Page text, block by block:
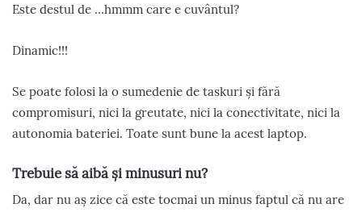
Este destul de …hmmm care e cuvântul?
Dinamic!!!
Se poate folosi la o sumedenie de taskuri și fără
compromisuri, nici la greutate, nici la conectivitate, nici la
autonomia bateriei. Toate sunt bune la acest laptop.
Trebuie să aibă și minusuri nu?
Da, dar nu aș zice că este tocmai un minus faptul că nu are